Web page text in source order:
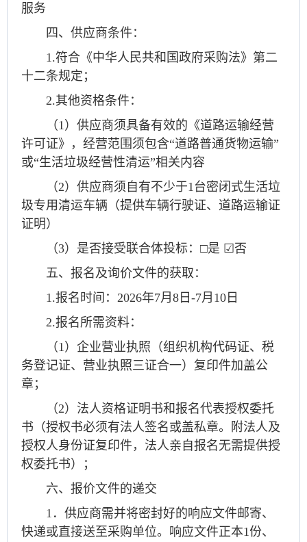
服务
四、供应商条件：
1.符合《中华人民共和国政府采购法》第二
十二条规定；
2.其他资格条件：
（1）供应商须具备有效的《道路运输经营
许可证》，经营范围须包含“道路普通货物运输”
或“生活垃圾经营性清运”相关内容
（2）供应商须自有不少于1台密闭式生活垃
圾专用清运车辆（提供车辆行驶证、道路运输证
证明）
（3）是否接受联合体投标：□是 ☑否
五、报名及询价文件的获取：
1.报名时间：2026年7月8日-7月10日
2.报名所需资料：
（1）企业营业执照（组织机构代码证、税
务登记证、营业执照三证合一）复印件加盖公
章；
（2）法人资格证明书和报名代表授权委托
书（授权书必须有法人签名或盖私章。附法人及
授权人身份证复印件，法人亲自报名无需提供授
权委托书）；
六、报价文件的递交
1．供应商需并将密封好的响应文件邮寄、
快递或直接送至采购单位。响应文件正本1份、